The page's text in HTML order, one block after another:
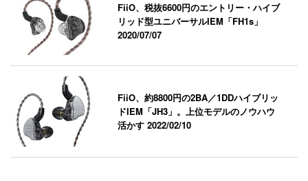
FiiO、税抜6600円のエントリー・ハイブ
リッド型ユニバーサルIEM「FH1s」
2020/07/07
FiiO、約8800円の2BA／1DDハイブリッ
ドIEM「JH3」。上位モデルのノウハウ
活かす2022/02/10